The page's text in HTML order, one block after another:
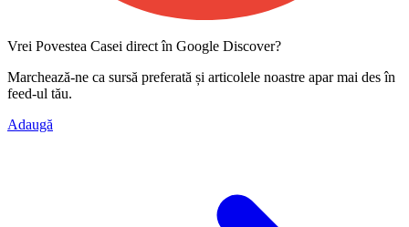
Vrei Povestea Casei direct în Google Discover?
Marchează-ne ca sursă preferată și articolele noastre apar mai des în
feed-ul tău.
Adaugă